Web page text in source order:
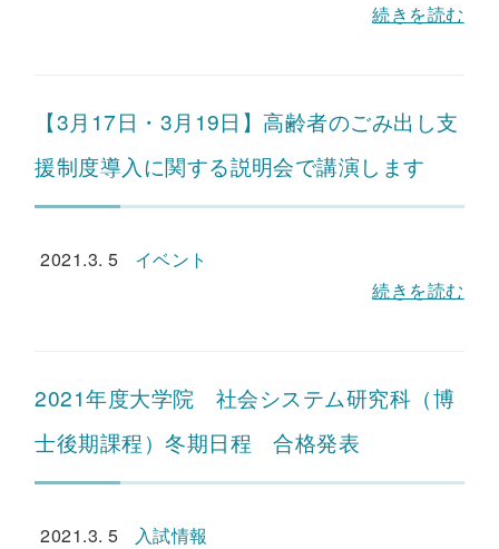
続きを読む
【3月17日・3月19日】高齢者のごみ出し支
援制度導入に関する説明会で講演します
2021.3. 5
イベント
続きを読む
2021年度大学院 社会システム研究科（博
士後期課程）冬期日程 合格発表
2021.3. 5
入試情報